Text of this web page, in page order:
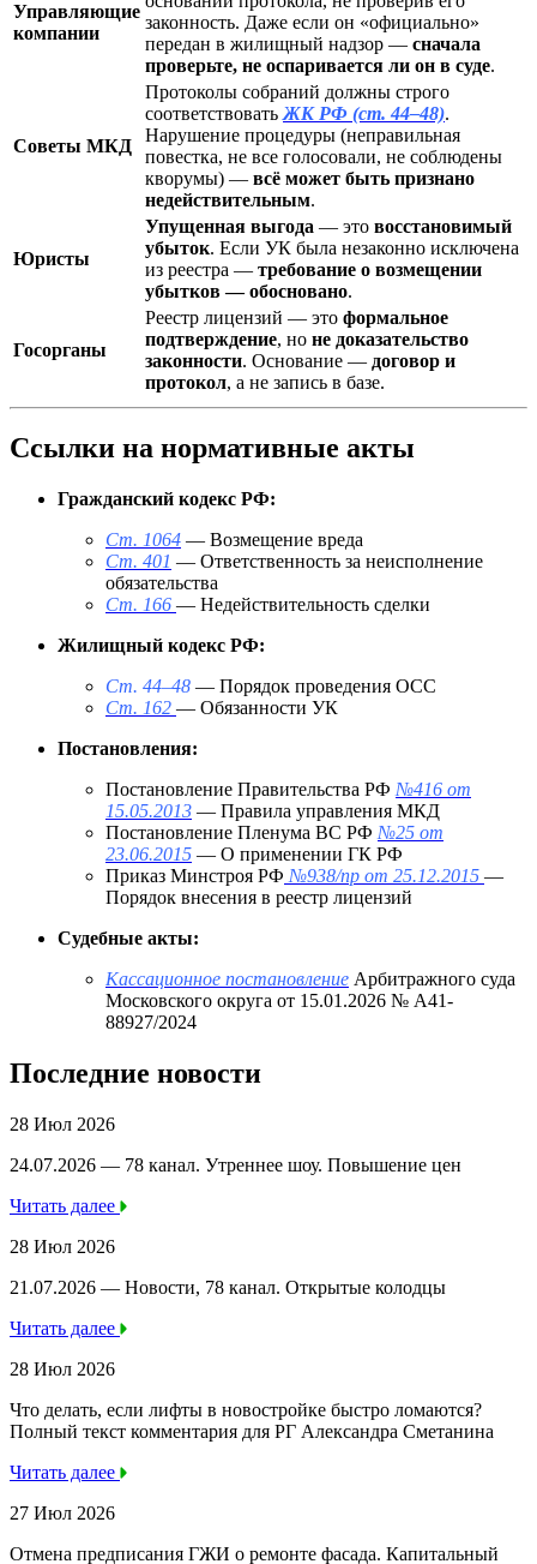
Управляющие
компании
законность. Даже если он «официально»
передан в жилищный надзор — сначала
проверьте, не оспаривается ли он в суде.
Советы МКД
Протоколы собраний должны строго
соответствовать ЖК РФ (ст. 44–48).
Нарушение процедуры (неправильная
повестка, не все голосовали, не соблюдены
кворумы) — всё может быть признано
недействительным.
Юристы
Упущенная выгода — это восстановимый
убыток. Если УК была незаконно исключена
из реестра — требование о возмещении
убытков — обосновано.
Госорганы
Реестр лицензий — это формальное
подтверждение, но не доказательство
законности. Основание — договор и
протокол, а не запись в базе.
Ссылки на нормативные акты
Гражданский кодекс РФ:
Ст. 1064 — Возмещение вреда
Ст. 401 — Ответственность за неисполнение
обязательства
Ст. 166 — Недействительность сделки
Жилищный кодекс РФ:
Ст. 44–48 — Порядок проведения ОСС
Ст. 162 — Обязанности УК
Постановления:
Постановление Правительства РФ №416 от
15.05.2013 — Правила управления МКД
Постановление Пленума ВС РФ №25 от
23.06.2015 — О применении ГК РФ
Приказ Минстроя РФ №938/пр от 25.12.2015 —
Порядок внесения в реестр лицензий
Судебные акты:
Кассационное постановление Арбитражного суда
Московского округа от 15.01.2026 № А41-
88927/2024
Последние новости
28 Июл 2026
24.07.2026 — 78 канал. Утреннее шоу. Повышение цен
Читать далее
28 Июл 2026
21.07.2026 — Новости, 78 канал. Открытые колодцы
Читать далее
28 Июл 2026
Что делать, если лифты в новостройке быстро ломаются?
Полный текст комментария для РГ Александра Сметанина
Читать далее
27 Июл 2026
Отмена предписания ГЖИ о ремонте фасада. Капитальный